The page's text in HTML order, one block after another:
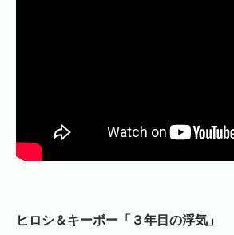
ヒロシ＆キーボー「３年目の浮気」